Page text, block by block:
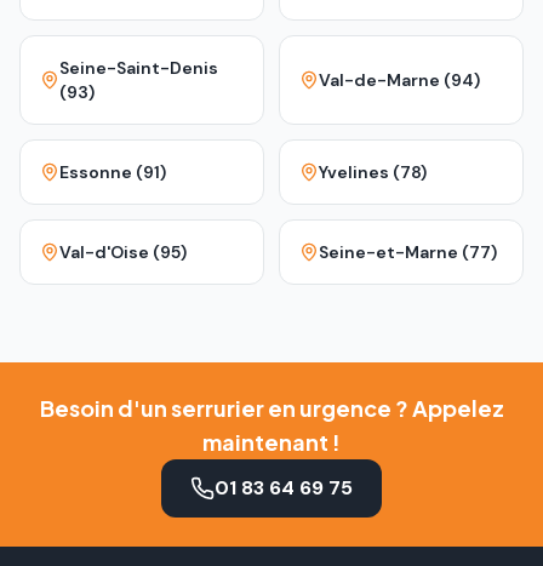
Seine-Saint-Denis
(93)
Val-de-Marne (94)
Essonne (91) Yvelines (78)
Val-d'Oise (95) Seine-et-Marne (77)
Besoin d'un serrurier en urgence ? Appelez
maintenant !
01 83 64 69 75